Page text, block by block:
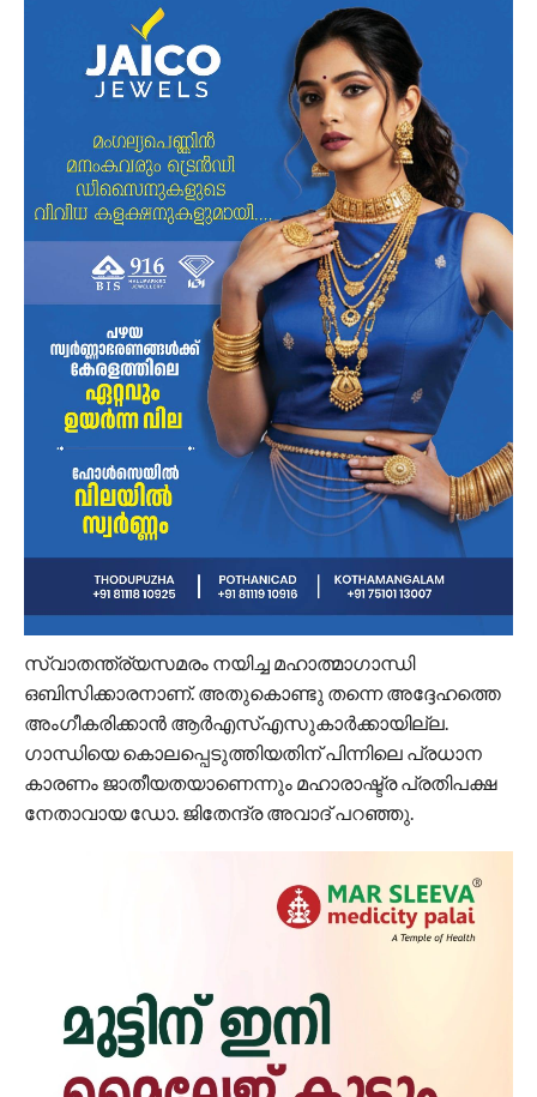
സ്വാതന്ത്ര്യസമരം നയിച്ച മഹാത്മാഗാന്ധി
ഒബിസിക്കാരനാണ്. അതുകൊണ്ടു തന്നെ അദ്ദേഹത്തെ
അംഗീകരിക്കാന്‍ ആര്‍എസ്എസുകാര്‍ക്കായില്ല.
ഗാന്ധിയെ കൊലപ്പെടുത്തിയതിന് പിന്നിലെ പ്രധാന
കാരണം ജാതീയതയാണെന്നും മഹാരാഷ്ട്ര പ്രതിപക്ഷ
നേതാവായ ഡോ. ജിതേന്ദ്ര അവാദ് പറഞ്ഞു.